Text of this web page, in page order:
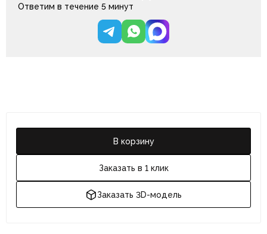
В корзину
Заказать в 1 клик
Заказать 3D-модель
Ответим в течение 5 минут